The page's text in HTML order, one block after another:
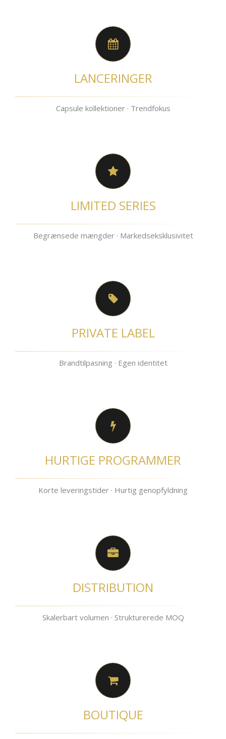
LANCERINGER
Capsule kollektioner · Trendfokus
LIMITED SERIES
Begrænsede mængder · Markedseksklusivitet
PRIVATE LABEL
Brandtilpasning · Egen identitet
HURTIGE PROGRAMMER
Korte leveringstider · Hurtig genopfyldning
DISTRIBUTION
Skalerbart volumen · Strukturerede MOQ
BOUTIQUE